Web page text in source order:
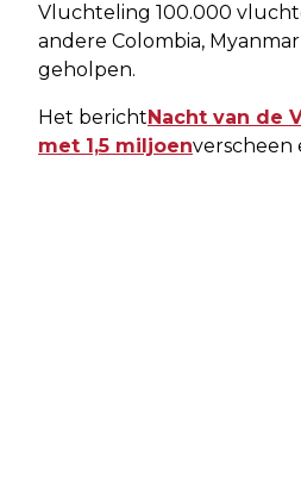
Vluchteling 100.000
andere Colombia,
geholpen.
Het bericht Nacht van de
met 1,5 miljoenverscheen